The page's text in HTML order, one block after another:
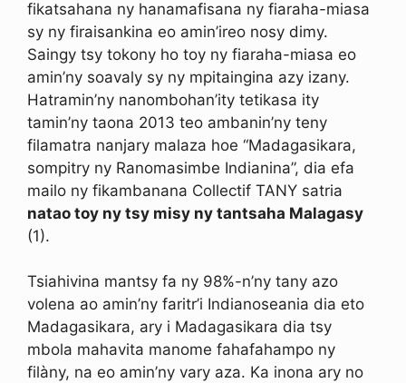
fikatsahana ny hanamafisana ny fiaraha-miasa
sy ny firaisankina eo amin’ireo nosy dimy.
Saingy tsy tokony ho toy ny fiaraha-miasa eo
amin’ny soavaly sy ny mpitaingina azy izany.
Hatramin’ny nanombohan’ity tetikasa ity
tamin’ny taona 2013 teo ambanin’ny teny
filamatra nanjary malaza hoe “Madagasikara,
sompitry ny Ranomasimbe Indianina”, dia efa
mailo ny fikambanana Collectif TANY satria
natao toy ny tsy misy ny tantsaha Malagasy
(1).
Tsiahivina mantsy fa ny 98%-n’ny tany azo
volena ao amin’ny faritr’i Indianoseania dia eto
Madagasikara, ary i Madagasikara dia tsy
mbola mahavita manome fahafahampo ny
filàny, na eo amin’ny vary aza. Ka inona ary no